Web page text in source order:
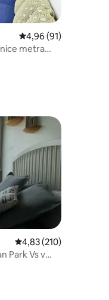
61
Priemerné
4,96 (91)
metra
hodnotení: 4
Priemerné
4,83 (210)
Park Vs v